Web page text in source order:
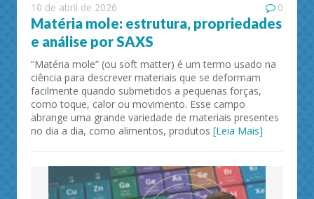
10 de abril de 2026 0
Matéria mole: estrutura, propriedades
e análise por SAXS
“Matéria mole” (ou soft matter) é um termo usado na
ciência para descrever materiais que se deformam
facilmente quando submetidos a pequenas forças,
como toque, calor ou movimento. Esse campo
abrange uma grande variedade de materiais presentes
no dia a dia, como alimentos, produtos [Leia Mais]